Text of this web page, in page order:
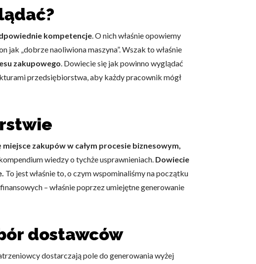
kompetencje. O nich właśnie opowiemy
jak „dobrze naoliwiona maszyna”. Wszak to właśnie
zakupowego. Dowiecie się jak powinno wyglądać
przedsiębiorstwa, aby każdy pracownik mógł
zakupów w całym procesie biznesowym,
wiedzy o tychże usprawnieniach. Dowiecie
To jest właśnie to, o czym wspominaliśmy na początku
– właśnie poprzez umiejętne generowanie
dostawców
dostarczają pole do generowania wyżej